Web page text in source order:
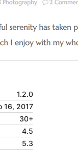
1.2.0
16, 2017
30+
4.5
5.3